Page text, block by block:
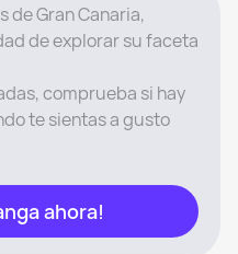
de Gran Canaria,
de explorar su faceta
comprueba si hay
te sientas a gusto
ahora!